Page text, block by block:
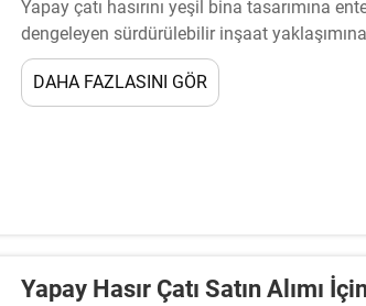
Yapay çatı hasırını yeşil bina tasarımına
dengeleyen sürdürülebilir inşaat
mimarlara ve inşaat firmalarına...
DAHA FAZLASINI GÖR
Yapay Hasır Çatı Satın Alımı